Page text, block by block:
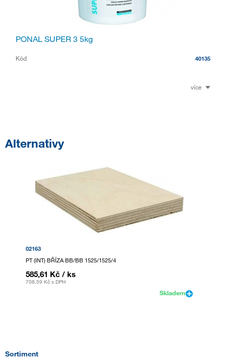
PONAL SUPER 3 5kg
Kód 40135
více
Alternativy
02163
PT (INT) BŘÍZA BB/BB 1525/1525/4
585,61 Kč / ks
708,59 Kč s DPH
Skladem
Sortiment